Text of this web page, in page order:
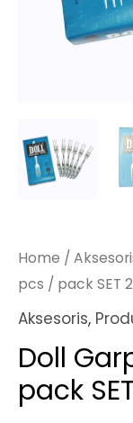
Home /
pcs / pack SET 2
Aksesoris,
Doll
pack